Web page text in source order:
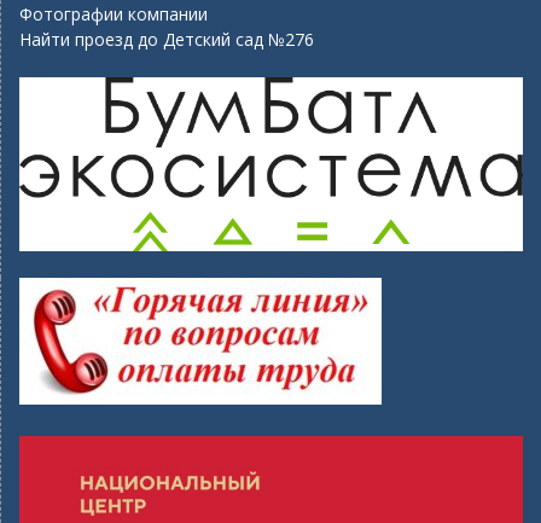
Фотографии компании
Найти проезд до Детский сад №276